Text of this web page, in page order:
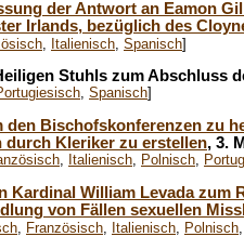
der Antwort an Eamon
Irlands, bezüglich des
Italienisch Spanisch]
Stuhls zum Abschluss
, Spanisch]
den Bischofskonferenzen zu
durch Kleriker zu erstellen, 3.
, Italienisch, Polnisch,
Kardinal William Levada
von Fällen sexuellen
, Französisch, Italienisch, Polnisch